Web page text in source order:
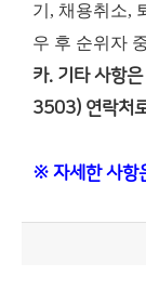
기, 채용취소,
우 후 순위자
카. 기타 사항
3503) 연락처
※ 자세한 사항